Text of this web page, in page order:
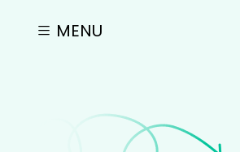
MENU